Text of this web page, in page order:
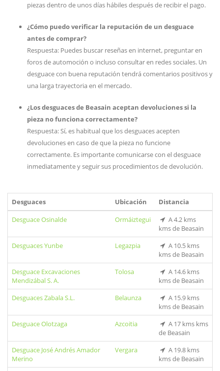
piezas dentro de unos días hábiles después de recibir el pago.
¿Cómo puedo verificar la reputación de un desguace
antes de comprar?
Respuesta: Puedes buscar reseñas en internet, preguntar en
foros de automoción o incluso consultar en redes sociales. Un
desguace con buena reputación tendrá comentarios positivos y
una larga trayectoria en el mercado.
¿Los desguaces de Beasain aceptan devoluciones si la
pieza no funciona correctamente?
Respuesta: Sí, es habitual que los desguaces acepten
devoluciones en caso de que la pieza no funcione
correctamente. Es importante comunicarse con el desguace
inmediatamente y seguir sus procedimientos de devolución.
Desguaces Ubicación
Distancia
Desguace Osinalde
Ormáiztegui
A 4.2 kms
kms de Beasain
Desguaces Yunbe
Legazpia
A 10.5 kms
kms de Beasain
Desguace Excavaciones
Mendizábal S. A.
Tolosa
A 14.6 kms
kms de Beasain
Desguaces Zabala S.L.
Belaunza
A 15.9 kms
kms de Beasain
Desguace Olotzaga
Azcoitia
A 17 kms kms
de Beasain
Desguace José Andrés Amador
Merino
Vergara
A 19.8 kms
kms de Beasain